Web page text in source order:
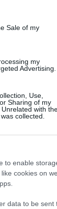
and its
purposes
Sale of my
my
Advertising.
Use,
Sharing of my
with
collected.
to enable
cookies on
data to be sent
as, tendrás un
pagos extras.